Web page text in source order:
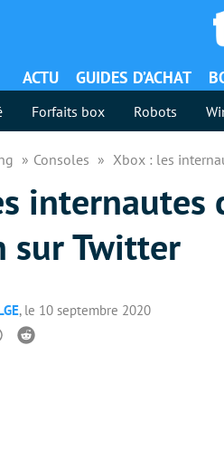
ACTU GUIDES D’ACHAT
Forfaits box Robots
Consoles Xbox : les
internautes
sur Twitter
, le 10 septembre 2020
Reddit